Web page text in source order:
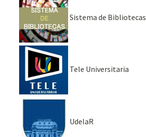
Sistema de Bibliotecas
Tele Universitaria
UdelaR